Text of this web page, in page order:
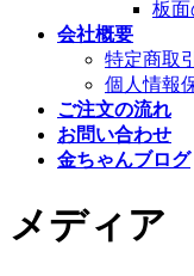
板面
会社概要
特定商取
個人情報
ご注文の流れ
お問い合わせ
金ちゃんブログ
メディア